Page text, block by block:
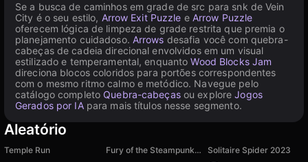
Se a busca de caminhos em grade de src para snk de Vein
City é o seu estilo, Arrow Exit Puzzle e Arrow Puzzle
oferecem lógica de limpeza de grade restrita que premia o
planejamento cuidadoso. Arrows desafia você com quebra-
cabeças de cadeia direcional envolvidos em um visual
estilizado e temperamental, enquantoWood Blocks Jam
direciona blocos coloridos para portões correspondentes
com o mesmo ritmo calmo e metódico. Navegue pelo
catálogo completo Quebra-cabeçasou exploreJogos
Gerados por IApara mais títulos nesse segmento.
Aleatório
Temple Run Fury of the Steampunk Princess
Solitaire Spider 2023